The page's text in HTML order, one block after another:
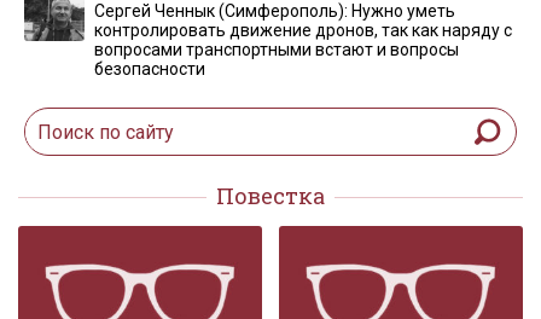
Сергей Ченнык (Симферополь): Нужно уметь
контролировать движение дронов, так как наряду с
вопросами транспортными встают и вопросы
безопасности
Повестка